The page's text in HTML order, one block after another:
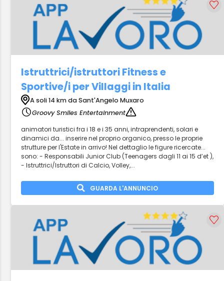
Istruttrici/istruttori Fitness e
Sportive/i per Villaggi in Italia
A soli 14 km da Sant'Angelo Muxaro
Groovy Smiles Entertainment
animatori turistici fra i 18 e i 35 anni, intraprendenti, solari e
dinamici da... inserire nel proprio organico, presso le proprie
strutture per l'Estate in arrivo! Nel dettaglio le figure ricercate...
sono: - Responsabili Junior Club (Teenagers dagli 11 ai 15 d’et ),
- Istruttrici/Istruttori di Calcio, Volley,...
GUARDA L'ANNUNCIO